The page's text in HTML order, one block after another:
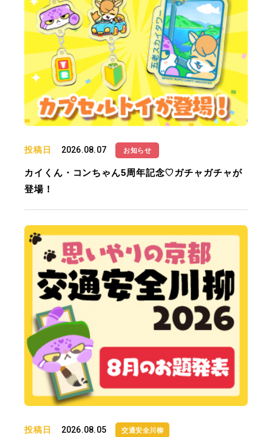
投稿日 2026.08.07 お知らせ
カイくん・コンちゃん5周年記念♡ガチャガチャが
登場！
投稿日 2026.08.05 交通安全川柳